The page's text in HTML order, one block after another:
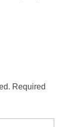
Required